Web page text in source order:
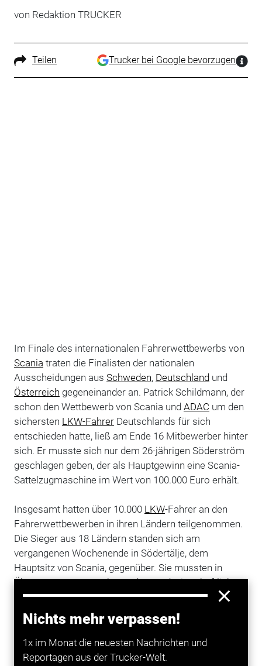
von Redaktion TRUCKER
Teilen Trucker bei Google bevorzugen
Nichts mehr verpassen!
1x im Monat die neuesten Nachrichten und
Reportagen aus der Trucker-Welt.
Im Finale des internationalen Fahrerwettbewerbs von
Scania traten die Finalisten der nationalen
Ausscheidungen aus Schweden, Deutschlandund
Österreich gegeneinander an. Patrick Schildmann, der
schon den Wettbewerb von Scania und ADAC um den
sichersten LKW-FahrerDeutschlands für sich
entschieden hatte, ließ am Ende 16 Mitbewerber hinter
sich. Er musste sich nur dem 26-jährigen Söderström
geschlagen geben, der als Hauptgewinn eine Scania-
Sattelzugmaschine im Wert von 100.000 Euro erhält.
Insgesamt hatten über 10.000 LKW-Fahrer an den
Fahrerwettbewerben in ihren Ländern teilgenommen.
Die Sieger aus 18 Ländern standen sich am
vergangenen Wochenende in Södertälje, dem
Hauptsitz von Scania, gegenüber. Sie mussten in
Übungen zu vorausschauendem und wirtschaftlichem
Fahren,Ladungssicherungund Abfahrtskontrolle ihr
Können unter Beweis stellen. Die zwölf Besten traten
am zweiten Wettbewerbstag im K.O.-Verfahren
gegeneinander an und stellten dabei ihre fahrerische
Geschicklichkeit unter Beweis.